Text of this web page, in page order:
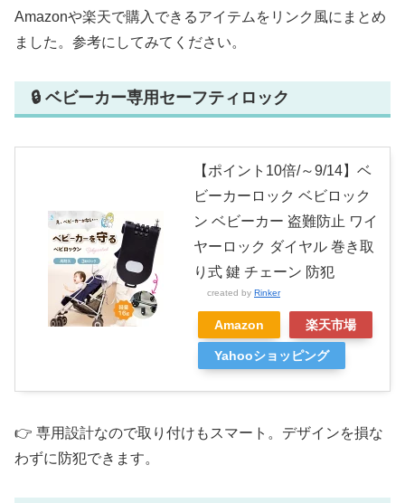
Amazonや楽天で購入できるアイテムをリンク風にまとめ
ました。参考にしてみてください。
🔒 ベビーカー専用セーフティロック
【ポイント10倍/～9/14】ベ
ビーカーロック ベビロック
ン ベビーカー 盗難防止 ワイ
ヤーロック ダイヤル 巻き取
り式 鍵 チェーン 防犯
created by Rinker
Amazon 楽天市場
Yahooショッピング
👉 専用設計なので取り付けもスマート。デザインを損な
わずに防犯できます。